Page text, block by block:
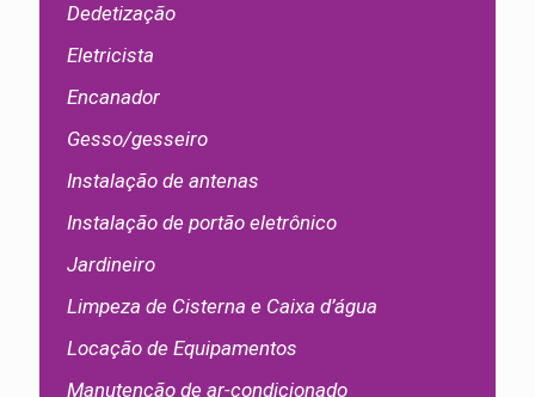
Dedetização
Eletricista
Encanador
Gesso/gesseiro
Instalação de antenas
Instalação de portão eletrônico
Jardineiro
Limpeza de Cisterna e Caixa d’água
Locação de Equipamentos
Manutenção de ar-condicionado